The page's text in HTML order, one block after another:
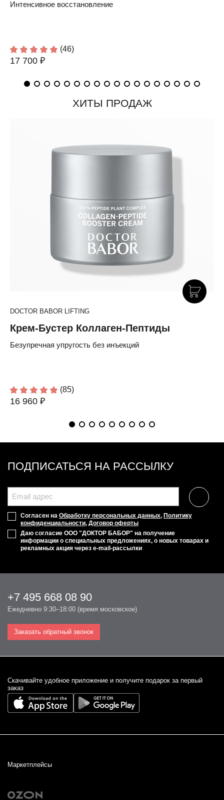
Интенсивное восстановление
(46)
17 700 ₽
ХИТЫ ПРОДАЖ
DOCTOR BABOR LIFTING
Крем-Бустер Коллаген-Пептиды
Безупречная упругость без инъекций
(85)
16 960 ₽
ПОДПИСАТЬСЯ НА РАССЫЛКУ
Согласен на Обработку персональных данных, Политику
конфиденциальности, Договор оферты
Даю согласие ООО "ДОКТОР БАБОР" на получение
информации о специальных предложениях, о новых товарах и
рекламных акция через e-mail-рассылки
+7 495 668 08 90
Ежедневно 9:30–18:00 (время московское)
Заказать обратный звонок
Cкачивайте удобное приложение и получите подарок за первый
заказ
Маркетплейсы